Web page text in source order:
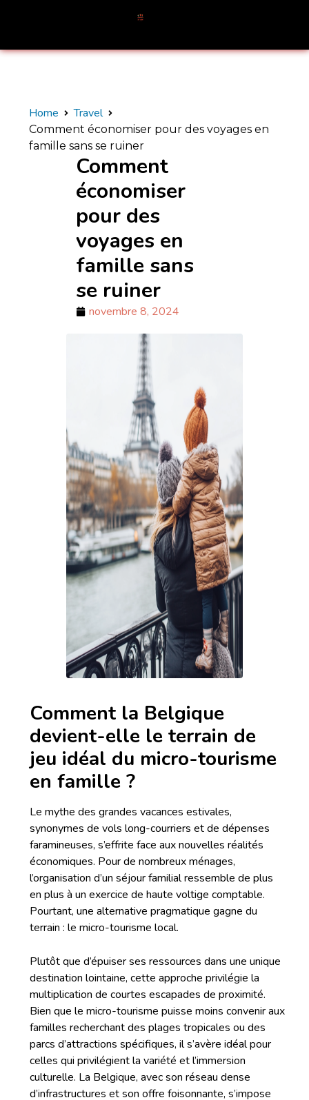
Home Travel
Comment économiser pour des voyages en
famille sans se ruiner
Comment
économiser
pour des
voyages en
famille sans
se ruiner
novembre 8, 2024
Comment la Belgique
devient-elle le terrain de
jeu idéal du micro-tourisme
en famille ?
Le mythe des grandes vacances estivales,
synonymes de vols long-courriers et de dépenses
faramineuses, s’effrite face aux nouvelles réalités
économiques. Pour de nombreux ménages,
l’organisation d’un séjour familial ressemble de plus
en plus à un exercice de haute voltige comptable.
Pourtant, une alternative pragmatique gagne du
terrain : le micro-tourisme local.
Plutôt que d’épuiser ses ressources dans une unique
destination lointaine, cette approche privilégie la
multiplication de courtes escapades de proximité.
Bien que le micro-tourisme puisse moins convenir aux
familles recherchant des plages tropicales ou des
parcs d’attractions spécifiques, il s’avère idéal pour
celles qui privilégient la variété et l’immersion
culturelle. La Belgique, avec son réseau dense
d’infrastructures et son offre foisonnante, s’impose